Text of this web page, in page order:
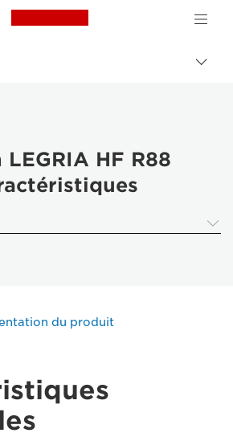
Canon Logo, back to
LEGRIA HF R88
du produit